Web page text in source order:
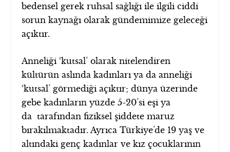
bedensel gerek ruhsal sağlığı ile ilgili ciddi
sorun kaynağı olarak gündemimize geleceği
açıktır.
Anneliği ‘kutsal’ olarak nitelendiren
kültürün aslında kadınları ya da anneliği
‘kutsal’ görmediği açıktır; dünya üzerinde
gebe kadınların yüzde 5-20’si eşi ya
da tarafından fiziksel şiddete maruz
bırakılmaktadır. Ayrıca Türkiye’de 19 yaş ve
altındaki genç kadınlar ve kız çocuklarının